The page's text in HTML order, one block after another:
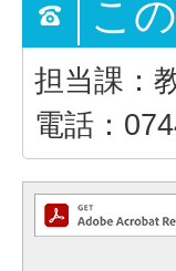
こ
担当課：
電話：